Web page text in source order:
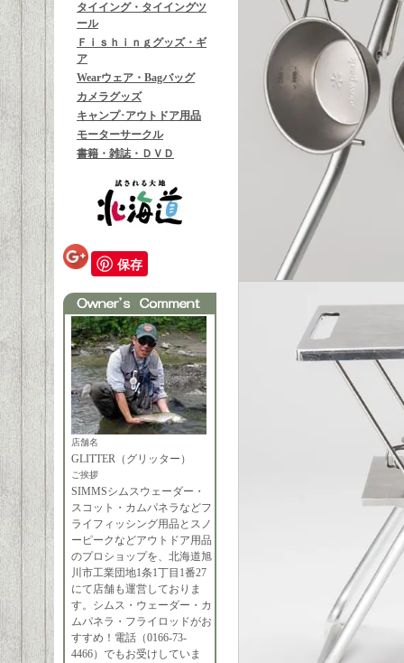
タイイング・タイイングツ
ール
Ｆｉｓｈｉｎｇグッズ・ギ
ア
Wearウェア・Bagバッグ
カメラグッズ
キャンプ･アウトドア用品
モーターサークル
書籍・雑誌・ＤＶＤ
保存
店舗名
GLITTER（グリッター）
ご挨拶
SIMMSシムスウェーダー・
スコット・カムパネラなどフ
ライフィッシング用品とスノ
ーピークなどアウトドア用品
のプロショップを、北海道旭
川市工業団地1条1丁目1番27
にて店舗も運営しておりま
す。シムス・ウェーダー・カ
ムパネラ・フライロッドがお
すすめ！電話（0166-73-
4466）でもお受けしていま